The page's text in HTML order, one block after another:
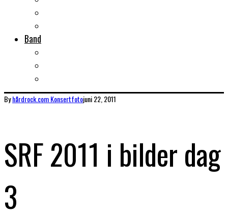
Band
Byhårdrock.comKonsertfotojuni 22, 2011
SRF 2011 i bilder dag
3